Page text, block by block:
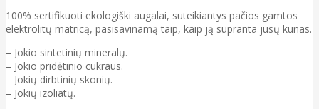
100% sertifikuoti ekologiški augalai, suteikiantys pačios gamtos
elektrolitų matricą, pasisavinamą taip, kaip ją supranta jūsų kūnas.
– Jokio sintetinių mineralų.
– Jokio pridėtinio cukraus.
– Jokių dirbtinių skonių.
– Jokių izoliatų.